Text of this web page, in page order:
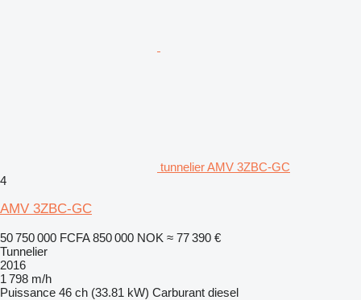
tunnelier AMV 3ZBC-GC
4
AMV 3ZBC-GC
50 750 000 FCFA 850 000 NOK ≈ 77 390 €
Tunnelier
2016
1 798 m/h
Puissance 46 ch (33.81 kW) Carburant diesel